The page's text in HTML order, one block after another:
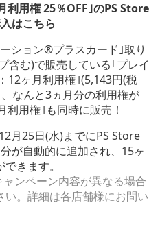
用権 25％OFF｣のPS Store
はこちら
ション®プラスカード｣取り
含む)で販売している｢プレイ
12ヶ月利用権｣(5,143円(税
なんと3ヵ月分の利用権が
用権｣も同時に販売！
月25日(水)までにPS Store
が自動的に追加され、15ヶ
きます。
ンペーン内容が異なる場合
。詳細は各店舗様にお問い